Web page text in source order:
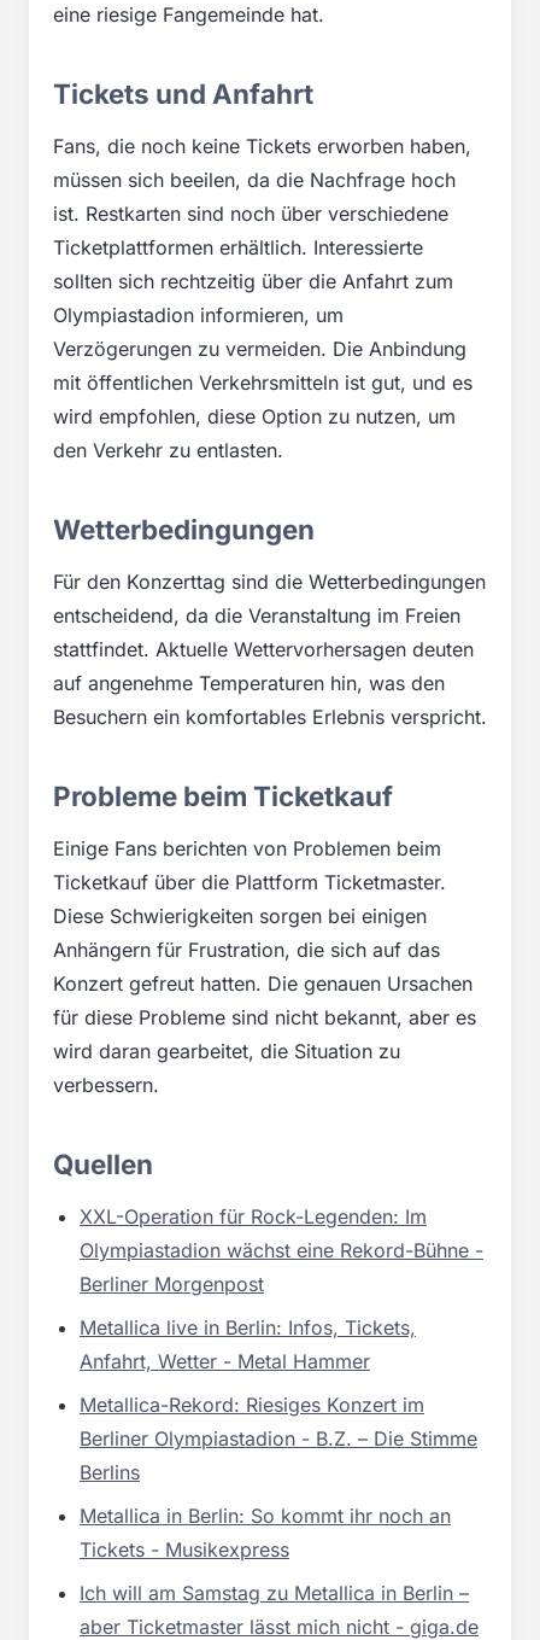
eine riesige Fangemeinde hat.
Tickets und Anfahrt
Fans, die noch keine Tickets erworben haben,
müssen sich beeilen, da die Nachfrage hoch
ist. Restkarten sind noch über verschiedene
Ticketplattformen erhältlich. Interessierte
sollten sich rechtzeitig über die Anfahrt zum
Olympiastadion informieren, um
Verzögerungen zu vermeiden. Die Anbindung
mit öffentlichen Verkehrsmitteln ist gut, und es
wird empfohlen, diese Option zu nutzen, um
den Verkehr zu entlasten.
Wetterbedingungen
Für den Konzerttag sind die Wetterbedingungen
entscheidend, da die Veranstaltung im Freien
stattfindet. Aktuelle Wettervorhersagen deuten
auf angenehme Temperaturen hin, was den
Besuchern ein komfortables Erlebnis verspricht.
Probleme beim Ticketkauf
Einige Fans berichten von Problemen beim
Ticketkauf über die Plattform Ticketmaster.
Diese Schwierigkeiten sorgen bei einigen
Anhängern für Frustration, die sich auf das
Konzert gefreut hatten. Die genauen Ursachen
für diese Probleme sind nicht bekannt, aber es
wird daran gearbeitet, die Situation zu
verbessern.
Quellen
XXL-Operation für Rock-Legenden: Im
Olympiastadion wächst eine Rekord-Bühne -
Berliner Morgenpost
Metallica live in Berlin: Infos, Tickets,
Anfahrt, Wetter - Metal Hammer
Metallica-Rekord: Riesiges Konzert im
Berliner Olympiastadion - B.Z. – Die Stimme
Berlins
Metallica in Berlin: So kommt ihr noch an
Tickets - Musikexpress
Ich will am Samstag zu Metallica in Berlin –
aber Ticketmaster lässt mich nicht - giga.de